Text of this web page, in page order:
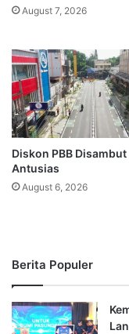
August 7, 2026
Diskon PBB Disambut
Antusias
August 6, 2026
Berita Populer